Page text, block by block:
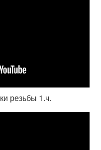
резьбы 1.ч.